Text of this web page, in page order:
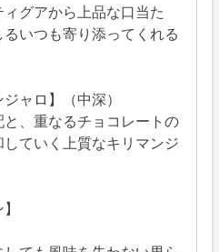
グアから上品な口当た
いつも寄り添ってくれる
ャロ】（中深）
、重なるチョコレートの
ていく上質なキリマンジ